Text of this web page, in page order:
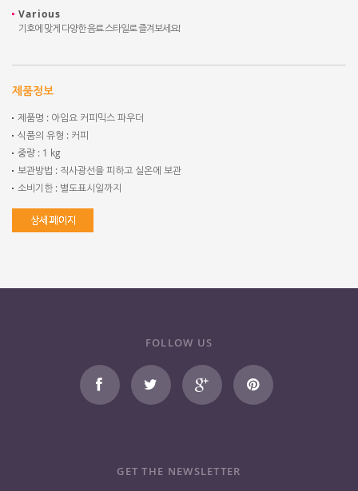
Various
기호에 맞게 다양한 음료 스타일로 즐겨보세요!
제품정보
제품명 : 아임요 커피믹스 파우더
식품의 유형 : 커피
중량 : 1 kg
보관방법 : 직사광선을 피하고 실온에 보관
소비기한 : 별도표시일까지
FOLLOW US
GET THE NEWSLETTER